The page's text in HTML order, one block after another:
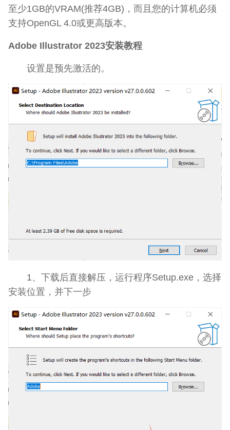
至少1GB的VRAM(推荐4GB)，而且您的计算机必须
支持OpenGL 4.0或更高版本。
Adobe Illustrator 2023安装教程
设置是预先激活的。
1、下载后直接解压，运行程序Setup.exe，选择
安装位置，并下一步